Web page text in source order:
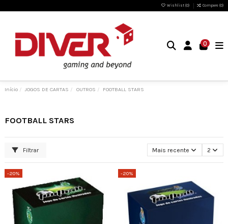
Wishlist (0) Compare (0)
0
Início JOGOS DE CARTAS OUTROS FOOTBALL STARS
FOOTBALL STARS
Filtrar Mais recente 2
-20% -20%